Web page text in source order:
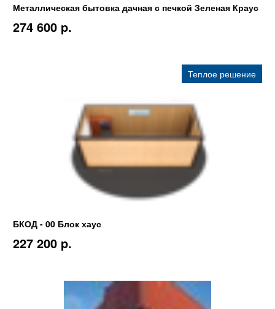
Металлическая бытовка дачная с печкой Зеленая Краус
274 600 p.
Теплое решение
БКОД - 00 Блок хаус
227 200 p.